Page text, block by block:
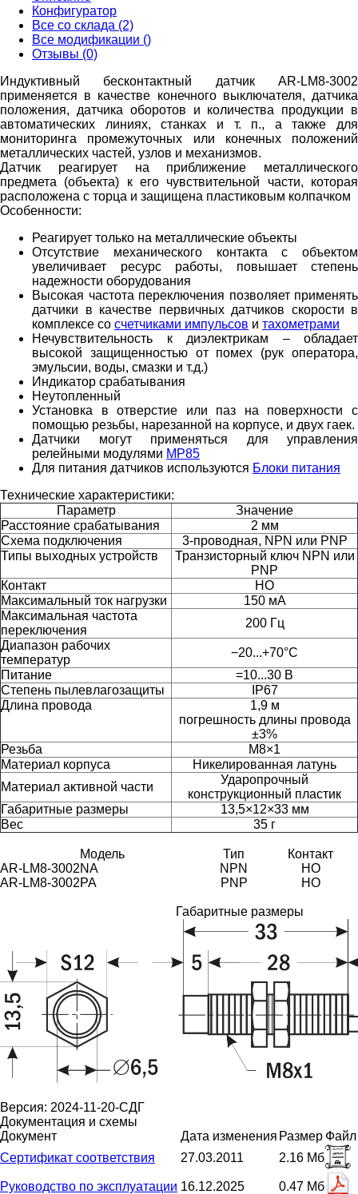
Конфигуратор
Все со склада (2)
Все модификации ()
Отзывы (0)
Индуктивный бесконтактный датчик AR-LM8-3002
применяется в качестве конечного выключателя, датчика
положения, датчика оборотов и количества продукции в
автоматических линиях, станках и т. п., а также для
мониторинга промежуточных или конечных положений
металлических частей, узлов и механизмов.
Датчик реагирует на приближение металлического
предмета (объекта) к его чувствительной части, которая
расположена с торца и защищена пластиковым колпачком
Особенности:
Реагирует только на металлические объекты
Отсутствие механического контакта с объектом
увеличивает ресурс работы, повышает степень
надежности оборудования
Высокая частота переключения позволяет применять
датчики в качестве первичных датчиков скорости в
комплексе со счетчиками импульсов и тахометрами
Нечувствительность к диэлектрикам – обладает
высокой защищенностью от помех (рук оператора,
эмульсии, воды, смазки и т.д.)
Индикатор срабатывания
Неутопленный
Установка в отверстие или паз на поверхности с
помощью резьбы, нарезанной на корпусе, и двух гаек.
Датчики могут применяться для управления
релейными модулями МР85
Для питания датчиков используются Блоки питания
Технические характеристики:
Параметр
Значение
Расстояние срабатывания
2 мм
Схема подключения
3-проводная, NPN или PNP
Типы выходных устройств
Транзисторный ключ NPN или
PNP
Контакт
НО
Максимальный ток нагрузки
150 мА
Максимальная частота
переключения
200 Гц
Диапазон рабочих
температур
−20...+70°С
Питание
=10...30 В
Степень пылевлагозащиты
IP67
Длина провода
1,9 м
погрешность длины провода
±3%
Резьба
М8×1
Материал корпуса
Никелированная латунь
Материал активной части
Ударопрочный
конструкционный пластик
Габаритные размеры
13,5×12×33 мм
Вес
35 г
Модель Тип
Контакт
AR-LM8-3002NA
NPN
НО
AR-LM8-3002PA
PNP НО
Габаритные размеры
Версия: 2024-11-20-СДГ
Документация и схемы
Документ
Дата изменения Размер Файл
Сертификат соответствия
27.03.2011 2.16 Мб
Руководство по эксплуатации 16.12.2025
0.47 Мб